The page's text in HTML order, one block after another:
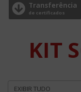
Transferência
de certificados
KIT
EXIBIR TUDO